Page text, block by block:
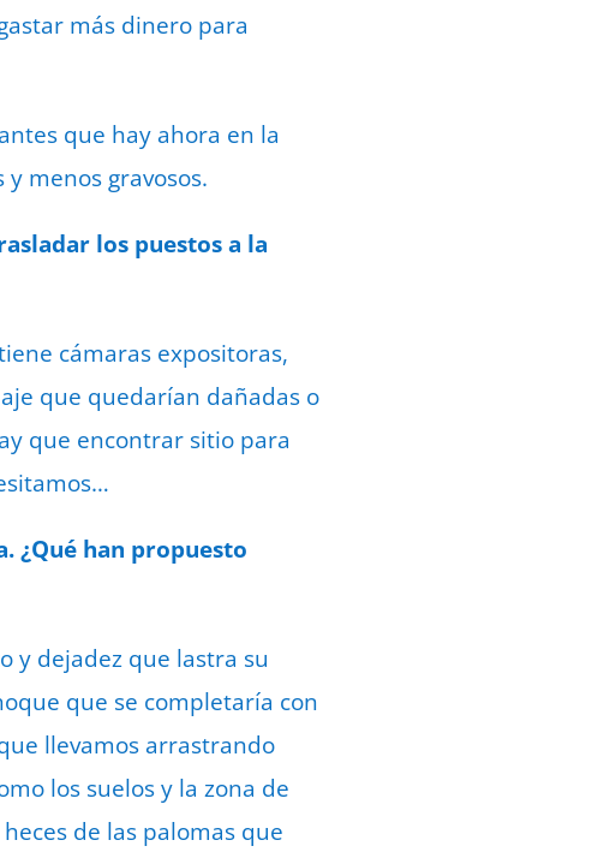
más dinero para
que hay ahora en la
menos gravosos.
los puestos a la
cámaras expositoras,
que quedarían dañadas o
que encontrar sitio para
¿Qué han propuesto
y dejadez que lastra su
que se completaría con
llevamos arrastrando
los suelos y la zona de
de las palomas que